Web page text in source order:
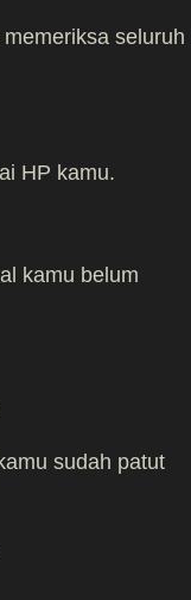
seluruh
HP kamu.
kamu belum
sudah patut